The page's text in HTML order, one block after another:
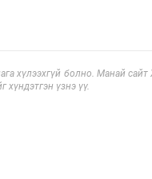
хүлээхгүй болно. Манай
хүндэтгэн үзнэ үү.